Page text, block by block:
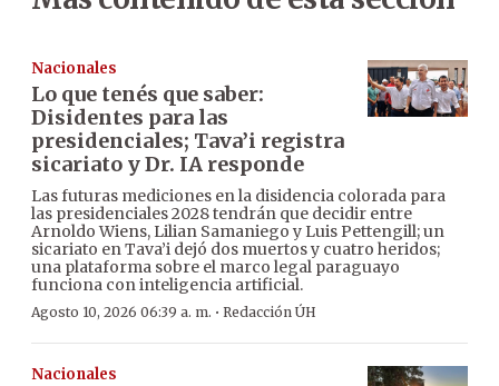
Nacionales
Lo que tenés que saber:
Disidentes para las
presidenciales; Tava’i registra
sicariato y Dr. IA responde
Las futuras mediciones en la disidencia colorada para
las presidenciales 2028 tendrán que decidir entre
Arnoldo Wiens, Lilian Samaniego y Luis Pettengill; un
sicariato en Tava’i dejó dos muertos y cuatro heridos;
una plataforma sobre el marco legal paraguayo
funciona con inteligencia artificial.
Agosto 10, 2026 06:39 a. m. · Redacción ÚH
Nacionales